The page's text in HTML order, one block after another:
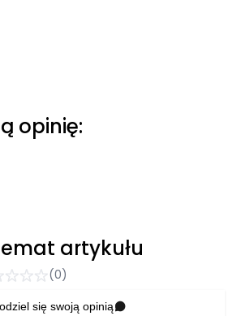
opinię:
artykułu
(0)
się swoją opinią